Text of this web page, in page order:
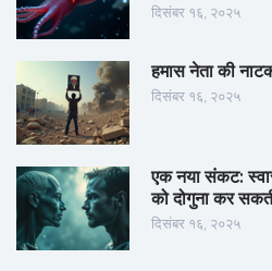
दिसंबर १६, २०२५
हमास नेता की
दिसंबर १६, २०२५
एक नया संकट:
को दोगुना कर
दिसंबर १६, २०२५